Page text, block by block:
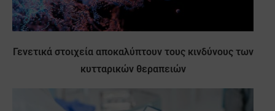
Γενετικά στοιχεία αποκαλύπτουν τους κινδύνους των
κυτταρικών θεραπειών